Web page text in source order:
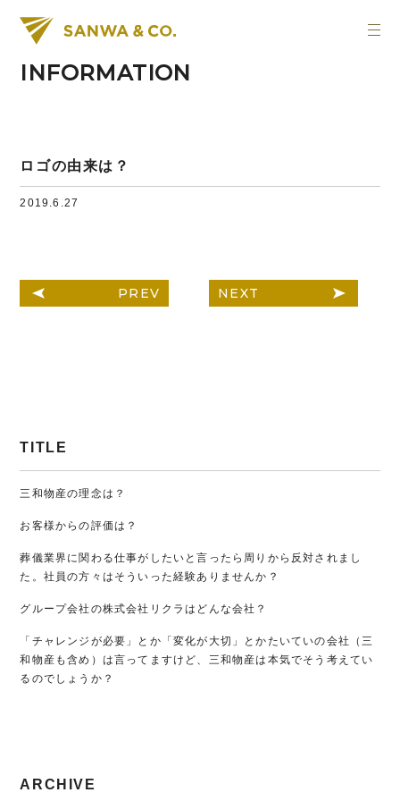
INFORMATION
ロゴの由来は？
2019.6.27
PREV NEXT
TITLE
三和物産の理念は？
お客様からの評価は？
葬儀業界に関わる仕事がしたいと言ったら周りから反対されまし
た。社員の方々はそういった経験ありませんか？
グループ会社の株式会社リクラはどんな会社？
「チャレンジが必要」とか「変化が大切」とかたいていの会社（三
和物産も含め）は言ってますけど、三和物産は本気でそう考えてい
るのでしょうか？
ARCHIVE